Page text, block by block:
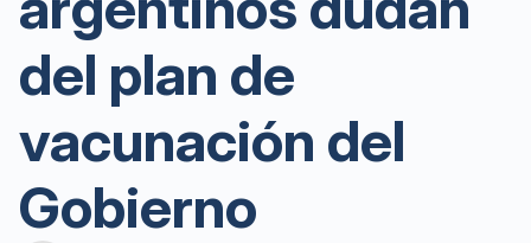
del plan de
vacunación del
Gobierno